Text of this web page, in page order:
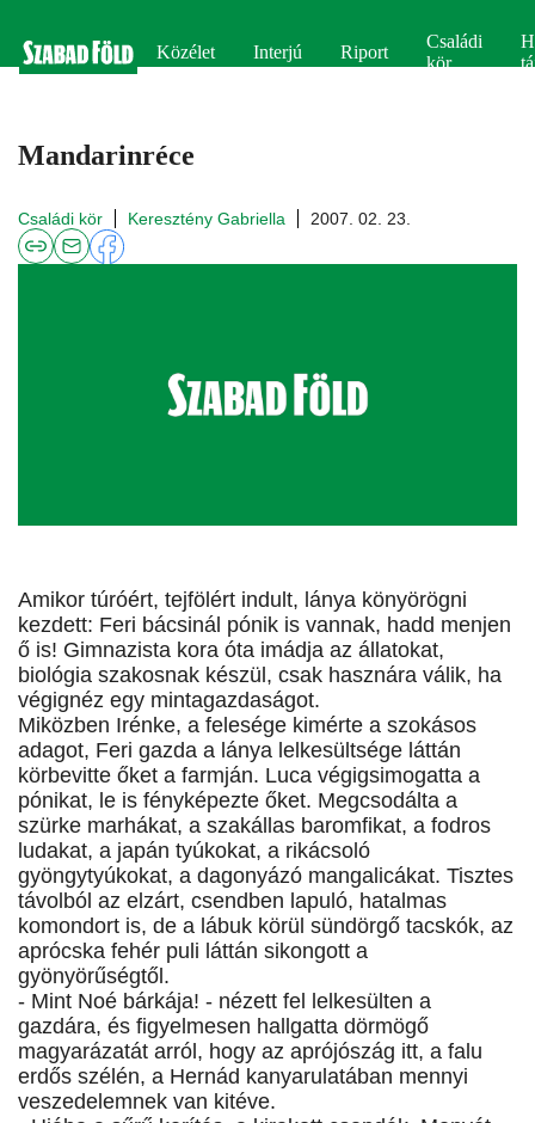
Közélet Interjú Riport
Családi
kör
Mandarinréce
Családi kör Keresztény Gabriella 2007. 02. 23.
Amikor túróért, tejfölért indult, lánya könyörögni
kezdett: Feri bácsinál pónik is vannak, hadd menjen
ő is! Gimnazista kora óta imádja az állatokat,
biológia szakosnak készül, csak hasznára válik, ha
végignéz egy mintagazdaságot.
Miközben Irénke, a felesége kimérte a szokásos
adagot, Feri gazda a lánya lelkesültsége láttán
körbevitte őket a farmján. Luca végigsimogatta a
pónikat, le is fényképezte őket. Megcsodálta a
szürke marhákat, a szakállas baromfikat, a fodros
ludakat, a japán tyúkokat, a rikácsoló
gyöngytyúkokat, a dagonyázó mangalicákat. Tisztes
távolból az elzárt, csendben lapuló, hatalmas
komondort is, de a lábuk körül sündörgő tacskók, az
aprócska fehér puli láttán sikongott a
gyönyörűségtől.
- Mint Noé bárkája! - nézett fel lelkesülten a
gazdára, és figyelmesen hallgatta dörmögő
magyarázatát arról, hogy az aprójószág itt, a falu
erdős szélén, a Hernád kanyarulatában mennyi
veszedelemnek van kitéve.